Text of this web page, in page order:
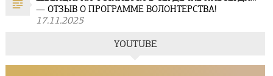
— ОТЗЫВ О ПРОГРАММЕ ВОЛОНТЕРСТВА!
17.11.2025
YOUTUBE